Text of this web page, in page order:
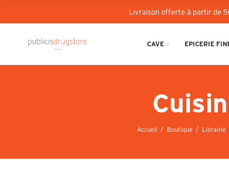
Livraison offerte à partir de
CAVE EPICERIE
Accueil Boutique Librairie